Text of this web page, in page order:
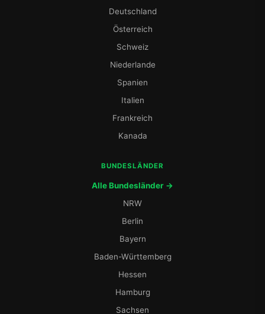
Deutschland
Österreich
Schweiz
Niederlande
Spanien
Italien
Frankreich
Kanada
BUNDESLÄNDER
Alle Bundesländer →
NRW
Berlin
Bayern
Baden-Württemberg
Hessen
Hamburg
Sachsen